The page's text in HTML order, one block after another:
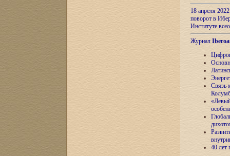
18 апреля
поворот в
Институте
Журнал
Связь
40 лет